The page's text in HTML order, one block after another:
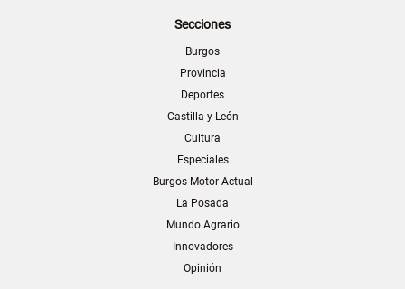
Secciones
Burgos
Provincia
Deportes
Castilla y León
Cultura
Especiales
Burgos Motor Actual
La Posada
Mundo Agrario
Innovadores
Opinión